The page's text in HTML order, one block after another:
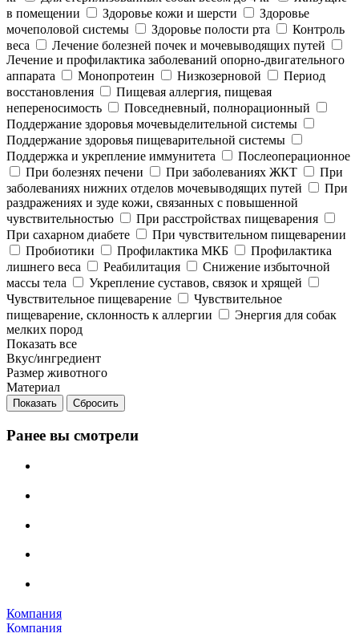
в помещении
Здоровье кожи и шерсти
Здоровье
мочеполовой системы
Здоровье полости рта
Контроль
веса
Лечение болезней почек и мочевыводящих путей
Лечение и профилактика заболеваний опорно-двигательного
аппарата
Монопротеин Низкозерновой
Период
восстановления
Пищевая аллергия, пищевая
непереносимость
Повседневный, полнорационный
Поддержание здоровья мочевыделительной системы
Поддержание здоровья пищеварительной системы
Поддержка и укрепление иммунитета
Послеоперационное
При болезнях печени
При заболеваниях ЖКТ
При
заболеваниях нижних отделов мочевыводящих путей
При
раздражениях и зуде кожи, связанных с повышенной
чувствительностью
При расстройствах пищеварения
При сахарном диабете
При чувствительном пищеварении
Пробиотики
Профилактика МКБ
Профилактика
лишнего веса
Реабилитация
Снижение избыточной
массы тела
Укрепление суставов, связок и хрящей
Чувствительное пищеварение
Чувствительное
пищеварение, склонность к аллергии
Энергия для собак
мелких пород
Показать все
Вкус/ингредиент
Размер животного
Материал
Сбросить
Ранее вы смотрели
Компания
Компания